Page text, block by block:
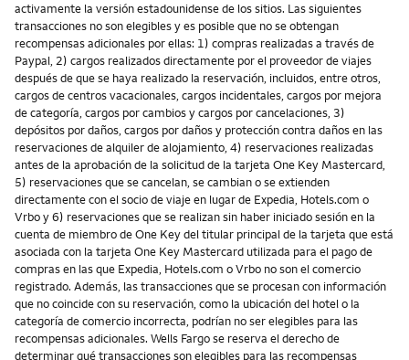
activamente la versión estadounidense de los sitios. Las siguientes
transacciones no son elegibles y es posible que no se obtengan
recompensas adicionales por ellas: 1) compras realizadas a través de
Paypal, 2) cargos realizados directamente por el proveedor de viajes
después de que se haya realizado la reservación, incluidos, entre otros,
cargos de centros vacacionales, cargos incidentales, cargos por mejora
de categoría, cargos por cambios y cargos por cancelaciones, 3)
depósitos por daños, cargos por daños y protección contra daños en las
reservaciones de alquiler de alojamiento, 4) reservaciones realizadas
antes de la aprobación de la solicitud de la tarjeta One Key Mastercard,
5) reservaciones que se cancelan, se cambian o se extienden
directamente con el socio de viaje en lugar de Expedia, Hotels.com o
Vrbo y 6) reservaciones que se realizan sin haber iniciado sesión en la
cuenta de miembro de One Key del titular principal de la tarjeta que está
asociada con la tarjeta One Key Mastercard utilizada para el pago de
compras en las que Expedia, Hotels.com o Vrbo no son el comercio
registrado. Además, las transacciones que se procesan con información
que no coincide con su reservación, como la ubicación del hotel o la
categoría de comercio incorrecta, podrían no ser elegibles para las
recompensas adicionales. Wells Fargo se reserva el derecho de
determinar qué transacciones son elegibles para las recompensas